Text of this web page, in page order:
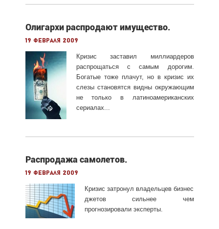
Олигархи распродают имущество.
19 февраля 2009
Кризис заставил миллиардеров
распрощаться с самым дорогим.
Богатые тоже плачут, но в кризис их
слезы становятся видны окружающим
не только в латиноамериканских
сериалах...
Распродажа самолетов.
19 февраля 2009
Кризис затронул владельцев бизнес
джетов сильнее чем
прогнозировали эксперты.